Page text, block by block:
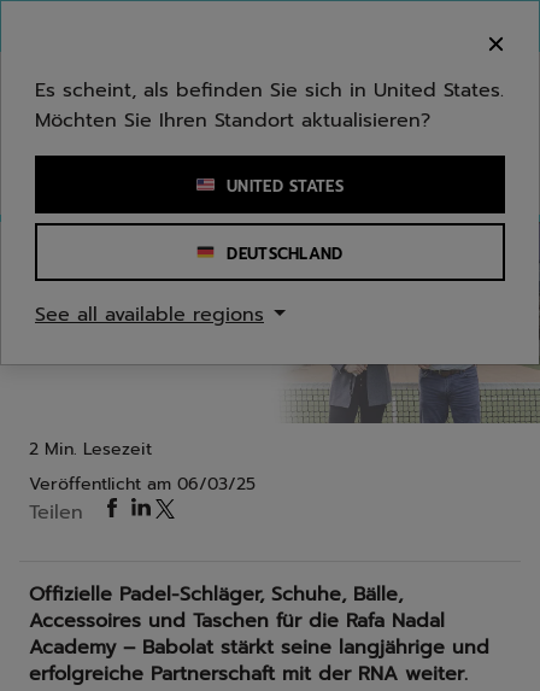
Stichwort oder Artikelnummer eingeben
Babolat intensiviert seine Partnerschaft mit der
2 Min. Lesezeit
Veröffentlicht am 06/03/25
Teilen
Offizielle Padel-Schläger, Schuhe, Bälle,
Accessoires und Taschen für die Rafa Nadal
Academy – Babolat stärkt seine langjährige und
erfolgreiche Partnerschaft mit der RNA weiter.
Es scheint, als befinden Sie sich in United States.
Möchten Sie Ihren Standort aktualisieren?
UNITED STATES
DEUTSCHLAND
See all available regions